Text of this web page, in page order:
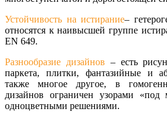
Устойчивость на истирание–
относятся к наивысшей группе
EN 649.
Разнообразие дизайнов – есть
паркета, плитки, фантазийные и
также многое другое, в
дизайнов ограничен узорами
одноцветными решениями.